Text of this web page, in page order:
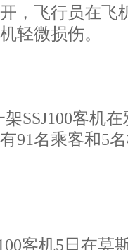
，飞行员在飞
轻微损伤。
SSJ100客机
91名乘客和5
客机5日在莫